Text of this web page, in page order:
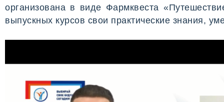
организована в виде Фармквеста
выпускных курсов свои практические знания,